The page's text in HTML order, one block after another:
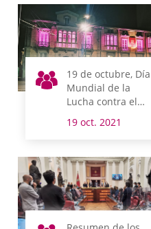
19 de octubre, Día
Mundial de la
Lucha contra el
19 oct. 2021